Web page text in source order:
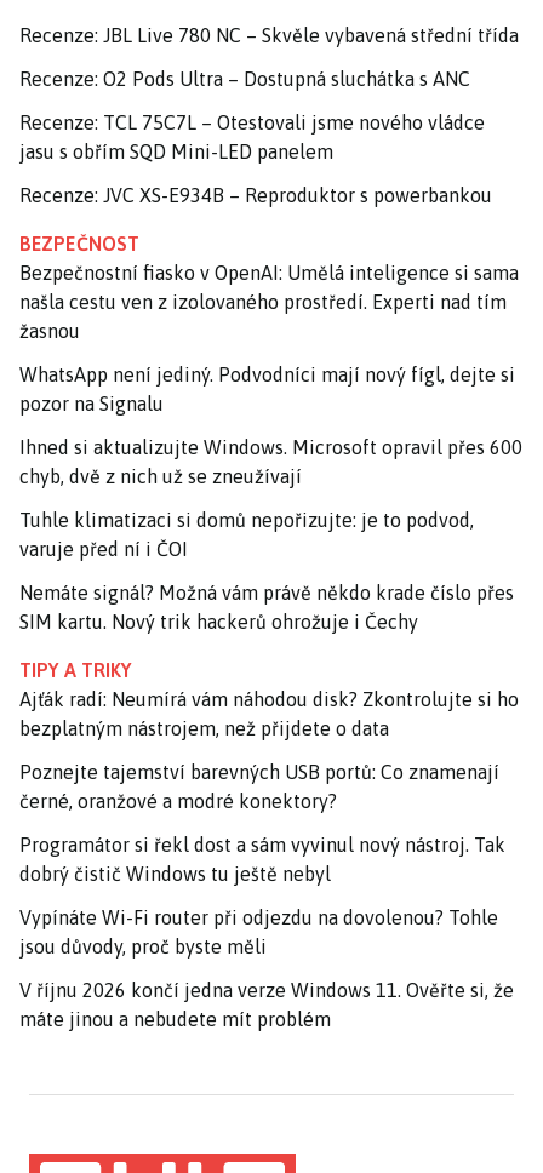
Recenze: JBL Live 780 NC – Skvěle vybavená střední třída
Recenze: O2 Pods Ultra – Dostupná sluchátka s ANC
Recenze: TCL 75C7L – Otestovali jsme nového vládce
jasu s obřím SQD Mini-LED panelem
Recenze: JVC XS-E934B – Reproduktor s powerbankou
BEZPEČNOST
Bezpečnostní fiasko v OpenAI: Umělá inteligence si sama
našla cestu ven z izolovaného prostředí. Experti nad tím
žasnou
WhatsApp není jediný. Podvodníci mají nový fígl, dejte si
pozor na Signalu
Ihned si aktualizujte Windows. Microsoft opravil přes 600
chyb, dvě z nich už se zneužívají
Tuhle klimatizaci si domů nepořizujte: je to podvod,
varuje před ní i ČOI
Nemáte signál? Možná vám právě někdo krade číslo přes
SIM kartu. Nový trik hackerů ohrožuje i Čechy
TIPY A TRIKY
Ajťák radí: Neumírá vám náhodou disk? Zkontrolujte si ho
bezplatným nástrojem, než přijdete o data
Poznejte tajemství barevných USB portů: Co znamenají
černé, oranžové a modré konektory?
Programátor si řekl dost a sám vyvinul nový nástroj. Tak
dobrý čistič Windows tu ještě nebyl
Vypínáte Wi-Fi router při odjezdu na dovolenou? Tohle
jsou důvody, proč byste měli
V říjnu 2026 končí jedna verze Windows 11. Ověřte si, že
máte jinou a nebudete mít problém